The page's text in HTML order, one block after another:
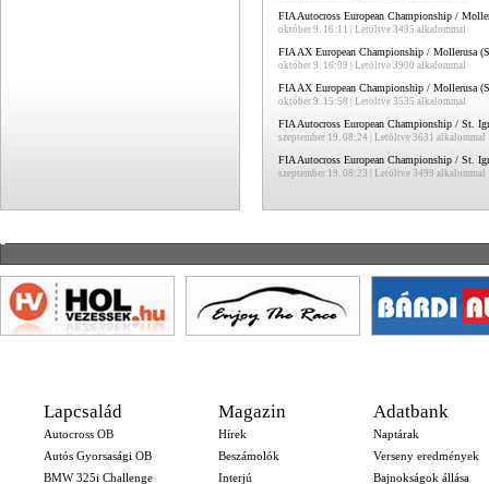
FIA Autocross European Championship /
október 9. 16:11 | Letöltve 3495 alkalommal
FIA AX European Championship / Mollerusa
október 9. 16:09 | Letöltve 3900 alkalommal
FIA AX European Championship / Mollerusa
október 9. 15:58 | Letöltve 3535 alkalommal
FIA Autocross European Championship / St.
szeptember 19. 08:24 | Letöltve 3631 alkalommal
FIA Autocross European Championship / St.
szeptember 19. 08:23 | Letöltve 3499 alkalommal
-
Lapcsalád
Autocross OB
Autós Gyorsasági OB
BMW 325i Challenge
Magazin
Hírek
Beszámolók
Interjú
Adatbank
Naptárak
Verseny eredmények
Bajnokságok állása